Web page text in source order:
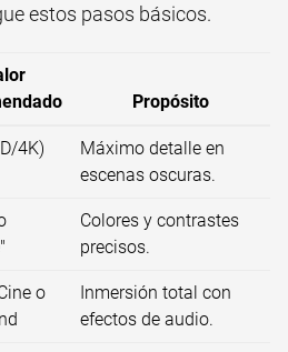
estos pasos básicos.
Propósito
4K)
Máximo detalle en
escenas oscuras.
Colores y contrastes
precisos.
o
Inmersión total con
efectos de audio.